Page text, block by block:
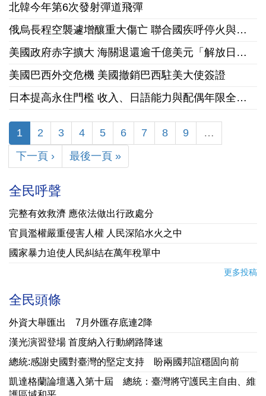
北韓今年第6次發射彈道飛彈
俄烏長程空襲遽增釀重大傷亡 聯合國疾呼停火與國際急馳援
美國政府赤字擴大 海關退還逾千億美元「解放日」關稅
美國巴西外交危機 美國撤銷巴西駐美大使簽證
日本提高永住門檻 收入、日語能力與配偶年限全面收緊
1 2 3 4 5 6 7 8 9
…
下一頁 ›
最後一頁 »
全民呼聲
完整有效救濟 應依法做出行政處分
官員濫權嚴重侵害人權 人民深陷水火之中
國家暴力迫使人民糾結在萬年稅單中
更多投稿
全民頭條
外資大舉匯出 7月外匯存底連2降
漢光演習登場 首度納入行動網路降速
總統:感謝史國對臺灣的堅定支持 盼兩國邦誼穩固向前
凱達格蘭論壇邁入第十屆 總統：臺灣將守護民主自由、維